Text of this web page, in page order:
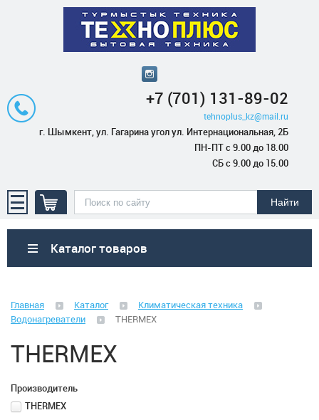
+7 (701) 131-89-02
tehnoplus_kz@mail.ru
г. Шымкент, ул. Гагарина угол ул. Интернациональная, 2Б
ПН-ПТ с 9.00 до 18.00
СБ с 9.00 до 15.00
Каталог товаров
Климатическая техника
Вентиляция
Вентиляторы
Главная Каталог
Климатическая техника
Водонагреватели
THERMEX
THERMEX
Производитель
THERMEX